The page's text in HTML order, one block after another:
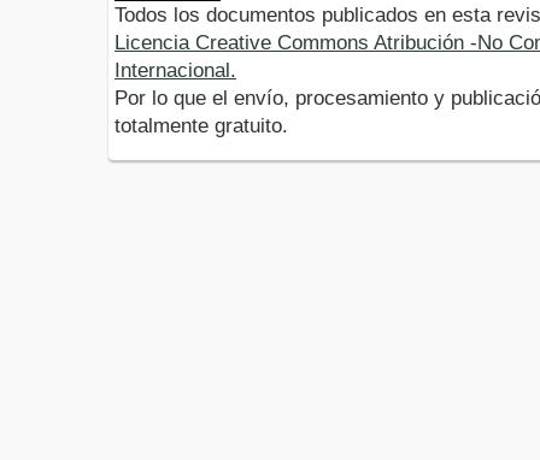
Todos los documentos publicados en esta
Licencia Creative Commons Atribución -No
Internacional.
Por lo que el envío, procesamiento y
totalmente gratuito.